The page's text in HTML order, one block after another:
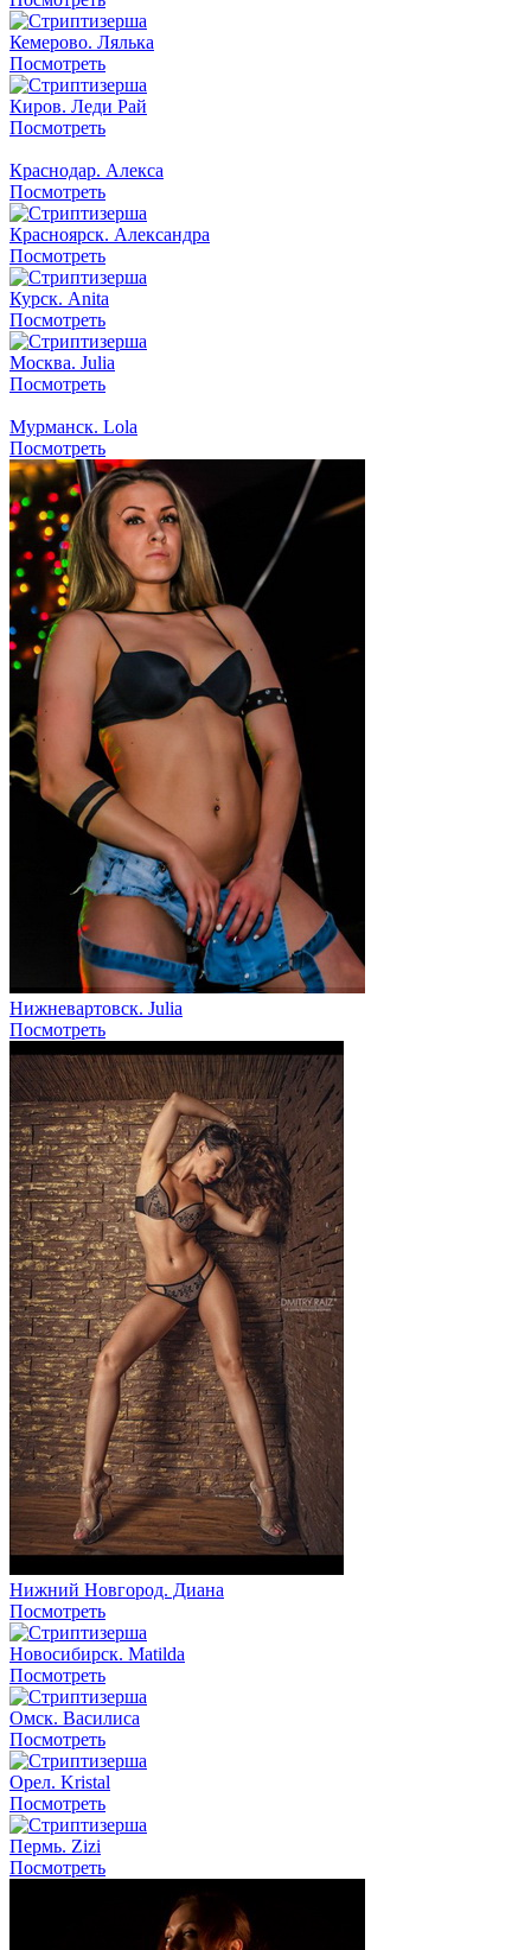
Кемерово. Лялька
Посмотреть
Киров. Леди Рай
Посмотреть
Краснодар. Алекса
Посмотреть
Красноярск. Александра
Посмотреть
Курск. Anita
Посмотреть
Москва. Julia
Посмотреть
Мурманск. Lola
Посмотреть
Нижневартовск. Julia
Посмотреть
Нижний Новгород. Диана
Посмотреть
Новосибирск. Matilda
Посмотреть
Омск. Василиса
Посмотреть
Орел. Kristal
Посмотреть
Пермь. Zizi
Посмотреть